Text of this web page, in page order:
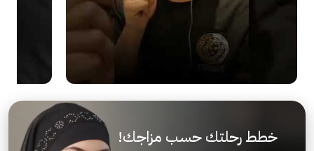
خطط رحلتك حسب مزاجك!